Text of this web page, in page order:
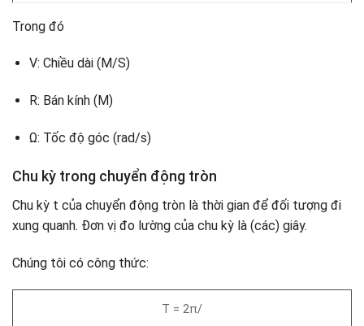
Trong đó
V: Chiều dài (M/S)
R: Bán kính (M)
Ω: Tốc độ góc (rad/s)
Chu kỳ trong chuyển động tròn
Chu kỳ t của chuyển động tròn là thời gian để đối tượng đi
xung quanh. Đơn vị đo lường của chu kỳ là (các) giây.
Chúng tôi có công thức:
T = 2π/